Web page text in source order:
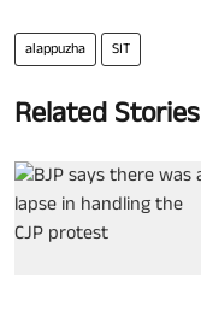
alappuzha SIT
Related Stories